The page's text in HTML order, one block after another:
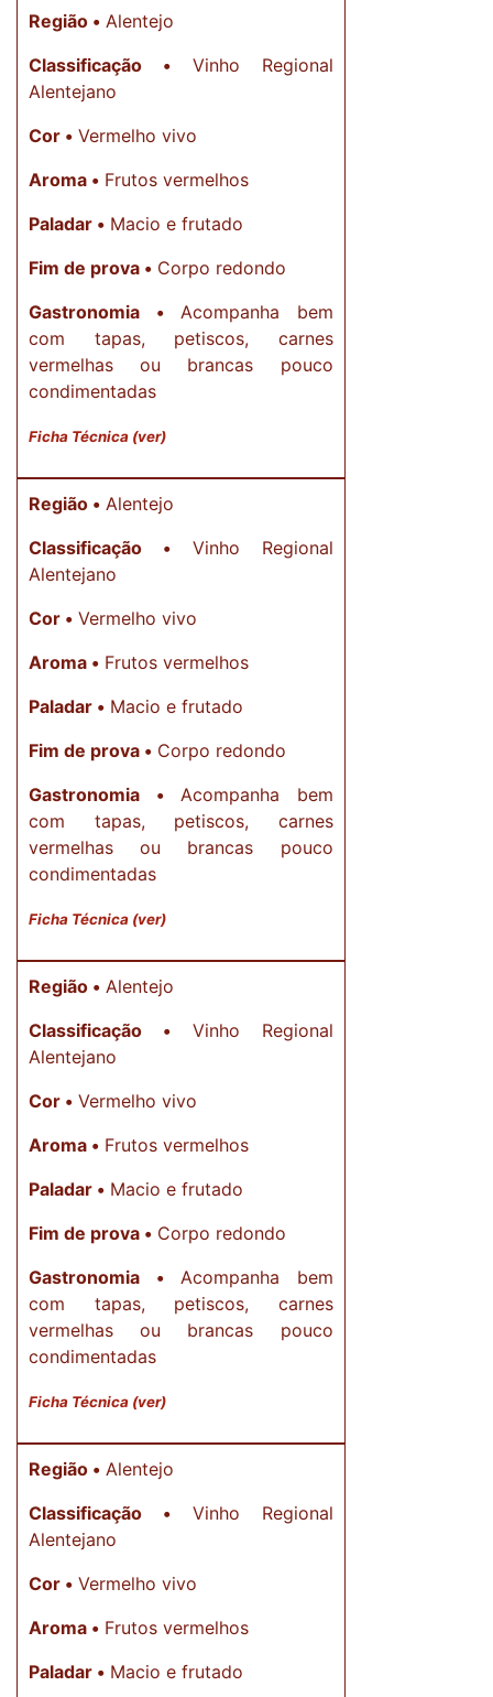
Região • Alentejo
Classificação •Vinho Regional
Alentejano
Cor • Vermelho vivo
Aroma • Frutos vermelhos
Paladar • Macio e frutado
Fim de prova • Corpo redondo
Gastronomia •Acompanha bem
com tapas, petiscos, carnes
vermelhas ou brancas pouco
condimentadas
Ficha Técnica (ver)
Região • Alentejo
Classificação •Vinho Regional
Alentejano
Cor • Vermelho vivo
Aroma • Frutos vermelhos
Paladar • Macio e frutado
Fim de prova • Corpo redondo
Gastronomia •Acompanha bem
com tapas, petiscos, carnes
vermelhas ou brancas pouco
condimentadas
Ficha Técnica (ver)
Região • Alentejo
Classificação •Vinho Regional
Alentejano
Cor • Vermelho vivo
Aroma • Frutos vermelhos
Paladar • Macio e frutado
Fim de prova • Corpo redondo
Gastronomia •Acompanha bem
com tapas, petiscos, carnes
vermelhas ou brancas pouco
condimentadas
Ficha Técnica (ver)
Região • Alentejo
Classificação •Vinho Regional
Alentejano
Cor • Vermelho vivo
Aroma • Frutos vermelhos
Paladar • Macio e frutado